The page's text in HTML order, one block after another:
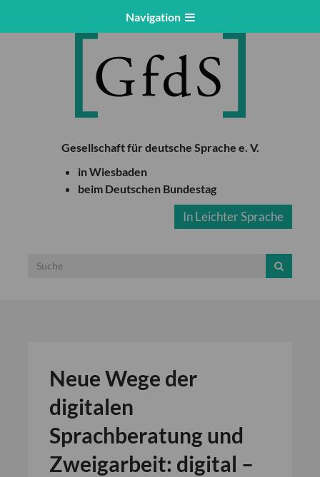
Navigation
Gesellschaft für deutsche Sprache e. V.
in Wiesbaden
beim Deutschen Bundestag
In Leichter Sprache
Neue Wege der
digitalen
Sprachberatung und
Zweigarbeit: digital –